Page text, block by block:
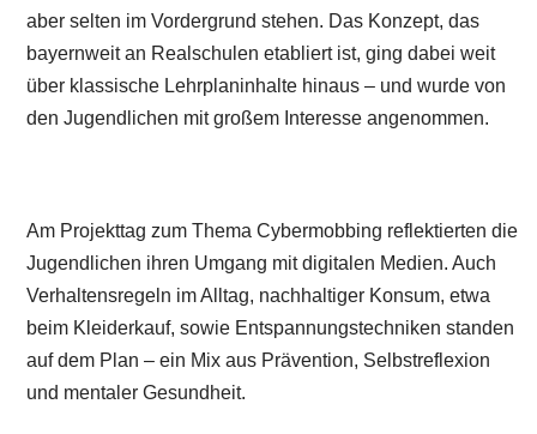
aber selten im Vordergrund stehen. Das Konzept, das
bayernweit an Realschulen etabliert ist, ging dabei weit
über klassische Lehrplaninhalte hinaus – und wurde von
den Jugendlichen mit großem Interesse angenommen.
Am Projekttag zum Thema Cybermobbing reflektierten die
Jugendlichen ihren Umgang mit digitalen Medien. Auch
Verhaltensregeln im Alltag, nachhaltiger Konsum, etwa
beim Kleiderkauf, sowie Entspannungstechniken standen
auf dem Plan – ein Mix aus Prävention, Selbstreflexion
und mentaler Gesundheit.